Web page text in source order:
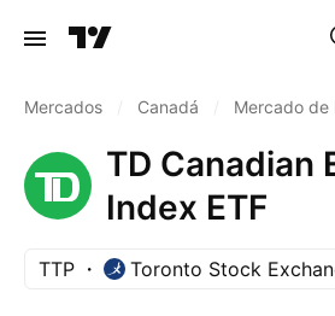
Mercados Canadá Mercado de
TD Canadian
Index ETF
TTP Toronto Stock